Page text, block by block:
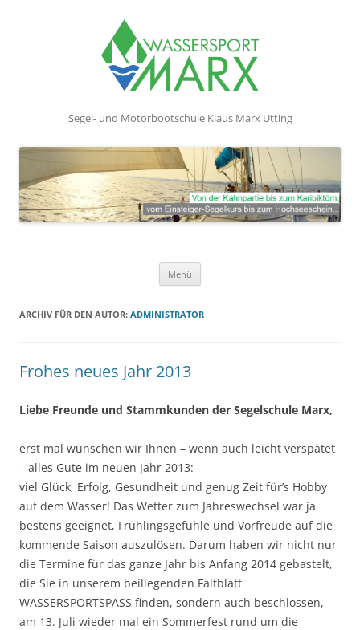
Segel- und Motorbootschule Klaus Marx Utting
Menü
ARCHIV FÜR DEN AUTOR: ADMINISTRATOR
Frohes neues Jahr 2013
Liebe Freunde und Stammkunden der Segelschule Marx,
erst mal wünschen wir Ihnen – wenn auch leicht verspätet
– alles Gute im neuen Jahr 2013:
viel Glück, Erfolg, Gesundheit und genug Zeit für’s Hobby
auf dem Wasser! Das Wetter zum Jahreswechsel war ja
bestens geeignet, Frühlingsgefühle und Vorfreude auf die
kommende Saison auszulösen. Darum haben wir nicht nur
die Termine für das ganze Jahr bis Anfang 2014 gebastelt,
die Sie in unserem beiliegenden Faltblatt
WASSERSPORTSPASS finden, sondern auch beschlossen,
am 13. Juli wieder mal ein Sommerfest rund um die